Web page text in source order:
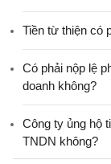
Tiền từ thiện có
Có phải nộp lệ
doanh không?
Công ty ủng hộ
TNDN không?